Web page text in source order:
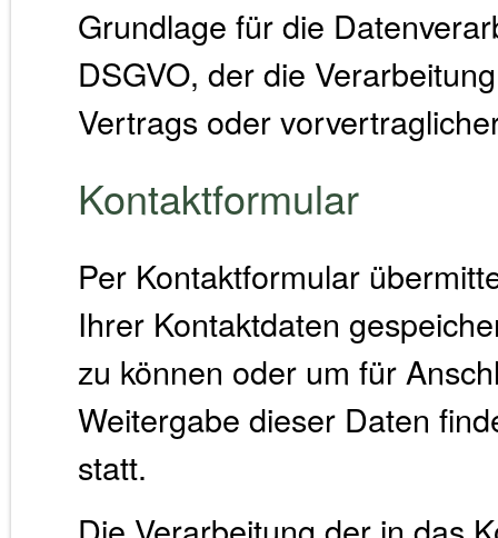
Grundlage für die
DSGVO, der die
Vertrags oder
Kontaktformular
Per Kontaktformular
Ihrer Kontaktdaten
zu können oder um für
Weitergabe dieser Daten
statt.